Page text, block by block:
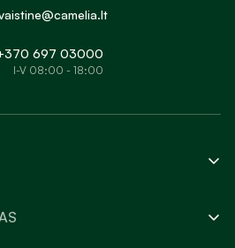
697 03000
I-V 08:00 - 18:00